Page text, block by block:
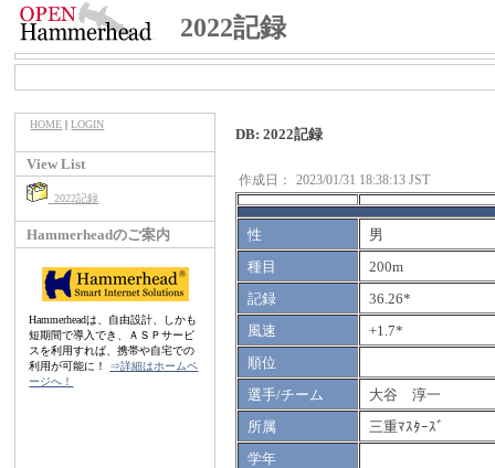
2022記録
HOME |LOGIN
View List
2022記録
Hammerheadのご案内
Hammerheadは、自由設計、しかも
短期間で導入でき、ＡＳＰサービ
スを利用すれば、携帯や自宅での
利用が可能に！ ⇒詳細はホームペ
ージへ！
DB: 2022記録
作成日： 2023/01/31 18:38:13 JST
性
男
種目
200m
記録
36.26*
風速
+1.7*
順位
選手/チーム
大谷 淳一
所属
三重ﾏｽﾀｰｽﾞ
学年